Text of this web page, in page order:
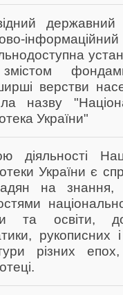
державний
верстви
назву
України"
діяльності
України є
на знання,
та освіти,
рукописних
різних